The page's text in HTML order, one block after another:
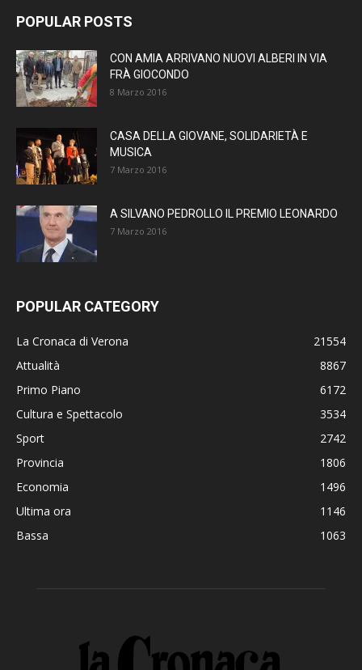
POPULAR POSTS
CON AMIA ARRIVANO NUOVI ALBERI IN VIA
FRÀ GIOCONDO
8 Marzo 2016
CASA DELLA GIOVANE, SOLIDARIETÀ E
MUSICA
7 Marzo 2016
A SILVANO PEDROLLO IL PREMIO LEONARDO
7 Marzo 2016
POPULAR CATEGORY
La Cronaca di Verona
21554
Attualità
8867
Primo Piano
6172
Cultura e Spettacolo
3534
Sport
2742
Provincia
1806
Economia
1496
Ultima ora
1146
Bassa
1063